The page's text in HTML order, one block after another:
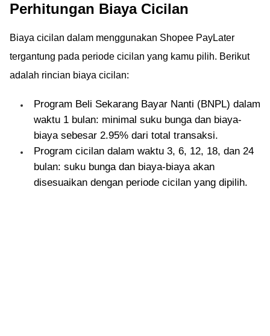
Perhitungan Biaya Cicilan
Biaya cicilan dalam menggunakan Shopee PayLater
tergantung pada periode cicilan yang kamu pilih. Berikut
adalah rincian biaya cicilan:
Program Beli Sekarang Bayar Nanti (BNPL) dalam
waktu 1 bulan: minimal suku bunga dan biaya-
biaya sebesar 2.95% dari total transaksi.
Program cicilan dalam waktu 3, 6, 12, 18, dan 24
bulan: suku bunga dan biaya-biaya akan
disesuaikan dengan periode cicilan yang dipilih.